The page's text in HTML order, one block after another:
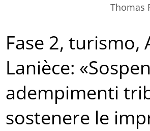
Thomas
Fase 2, turismo,
Lanièce:
adempimenti
sostenere le